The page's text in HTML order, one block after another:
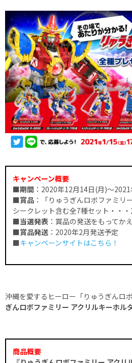
キャンペーン概要
■期間 ：2020年12月14日(月)～
■賞品 ：「りゅうぎんロボファミリ
シークレット含む全7種セット・・
■当選発表 ：賞品の発送をもってか
■賞品発送 ：2020年2月発送予定
■キャンペーンサイトはこちら！
沖縄を愛するヒーロー「りゅうぎんロ
ぎんロボファミリー アクリルキーホル
商品概要